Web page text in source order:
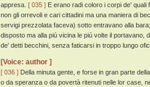
appresa. [ 035 ] E erano radi coloro i corpi de'
non gli orrevoli e cari cittadini ma una maniera di
servigi prezzolata faceva) sotto entravano alla
disposto ma alla piú vicina le piú volte il portavano,
de' detti becchini, senza faticarsi in troppo lungo
[Voice: author ]
[ 036 ] Della minuta gente, e forse in gran parte
o da speranza o da povertà ritenuti nelle lor case,